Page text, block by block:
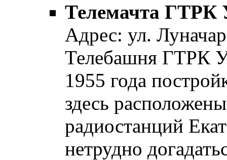
Телемачта ГТРК
Адрес: ул.
Телебашня ГТРК
1955 года
здесь
радиостанций
нетрудно